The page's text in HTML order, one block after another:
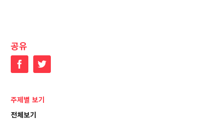
공유
FacebookTwitter
주제별 보기
전체보기